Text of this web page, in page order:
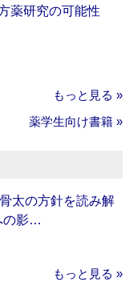
薬研究の可能性
もっと見る »
薬学生向け書籍 »
太の方針を読み解
の影…
もっと見る »